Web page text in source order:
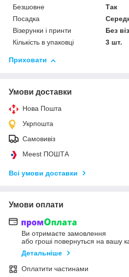
Безшовне
Так
Посадка
Візерунки і принти
Без
Кількість в упаковці
3 шт.
Приховати
Умови доставки
Нова Пошта
Укрпошта
Самовивіз
Meest ПОШТА
Всі умови доставки
Умови оплати
Ви отримаєте замовлення
або гроші повернуться на вашу
Детальніше
Оплатити частинами